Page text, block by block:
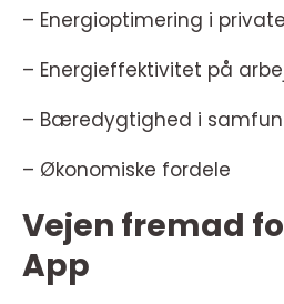
– Energioptimering i
– Energieffektivitet på
– Bæredygtighed i
– Økonomiske fordele
Vejen fremad
App